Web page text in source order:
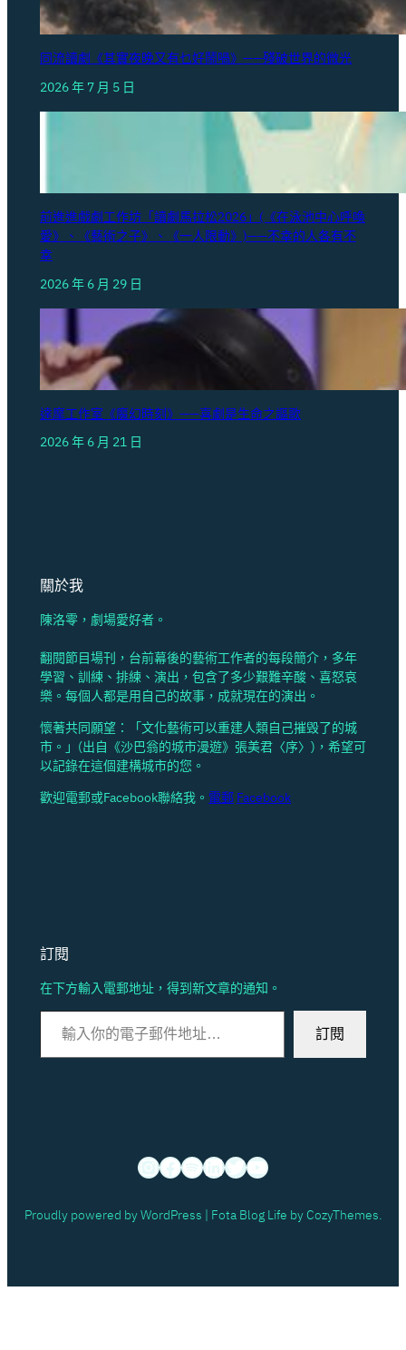
同流讀劇《其實夜晚又有乜好鬧喎》——殘破世界的微光
2026 年 7 月 5 日
前進進戲劇工作坊「讀劇馬拉松2026」(《在泳池中心呼喚
愛》、《藝術之子》、《一人限動》)——不幸的人各有不
幸
2026 年 6 月 29 日
達摩工作室《魔幻時刻》——喜劇是生命之謳歌
2026 年 6 月 21 日
關於我
陳洛零，劇場愛好者。
翻閱節目場刊，台前幕後的藝術工作者的每段簡介，多年
學習、訓練、排練、演出，包含了多少艱難辛酸、喜怒哀
樂。每個人都是用自己的故事，成就現在的演出。
懷著共同願望：「文化藝術可以重建人類自己摧毁了的城
市。」(出自《沙巴翁的城市漫遊》張美君〈序〉)，希望可
以記錄在這個建構城市的您。
歡迎電郵或Facebook聯絡我。 電郵 Facebook
訂閱
在下方輸入電郵地址，得到新文章的通知。
輸入你的電子郵件地址…
訂閱
Instagram
Facebook
Spotify
LinkedIn
X YouTube
Proudly powered by WordPress | Fota Blog Life by CozyThemes.